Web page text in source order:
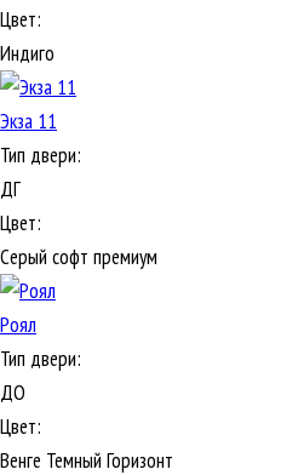
Цвет:
Индиго
Экза 11
Тип двери:
ДГ
Цвет:
Серый софт премиум
Роял
Тип двери:
ДО
Цвет:
Венге Темный Горизонт